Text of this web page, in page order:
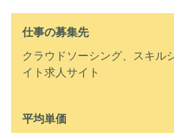
仕事の募集先
クラウドソーシング、スキル
イト求人サイト
平均単価